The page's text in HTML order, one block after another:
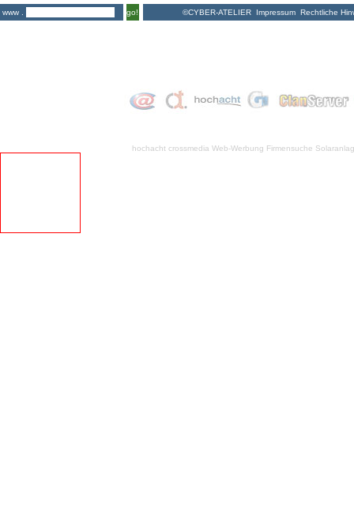
www .
go! ©CYBER-ATELIER Impressum Rechtliche
hochacht crossmedia Web-Werbung Firmensuche